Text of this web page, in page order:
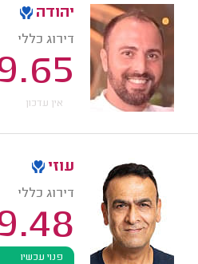
יהודה
דירוג כללי
אין עדכון
עוזי
דירוג כללי
פנוי עכשיו